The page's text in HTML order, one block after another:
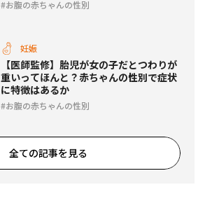
お腹の赤ちゃんの性別
妊娠
【医師監修】胎児が女の子だとつわりが
重いってほんと？赤ちゃんの性別で症状
に特徴はあるか
お腹の赤ちゃんの性別
全ての記事を見る